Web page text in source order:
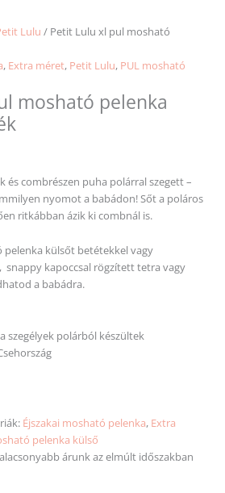
Lulu / Petit Lulu xl pul mosható
, Extra méret, Petit Lulu, PUL mosható
mosható pelenka
és combrészen puha polárral szegett –
nyomot a babádon! Sőt a poláros
ritkábban ázik ki combnál is.
pelenka külsőt betétekkel vagy
snappy kapoccsal rögzített tetra vagy
a babádra.
szegélyek polárból készültek
Éjszakai mosható pelenka, Extra
pelenka külső
árunk az elmúlt időszakban